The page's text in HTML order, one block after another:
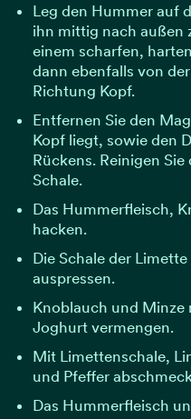
Leg den Hummer auf
ihn mittig nach außen
einem scharfen,
dann ebenfalls von
Richtung Kopf.
Entfernen Sie den
Kopf liegt, sowie den
Rückens. Reinigen
Schale.
Das Hummerfleisch,
hacken.
Die Schale der
auspressen.
Knoblauch und Minze
Joghurt vermengen.
Mit Limettenschale,
und Pfeffer
Das Hummerfleisch